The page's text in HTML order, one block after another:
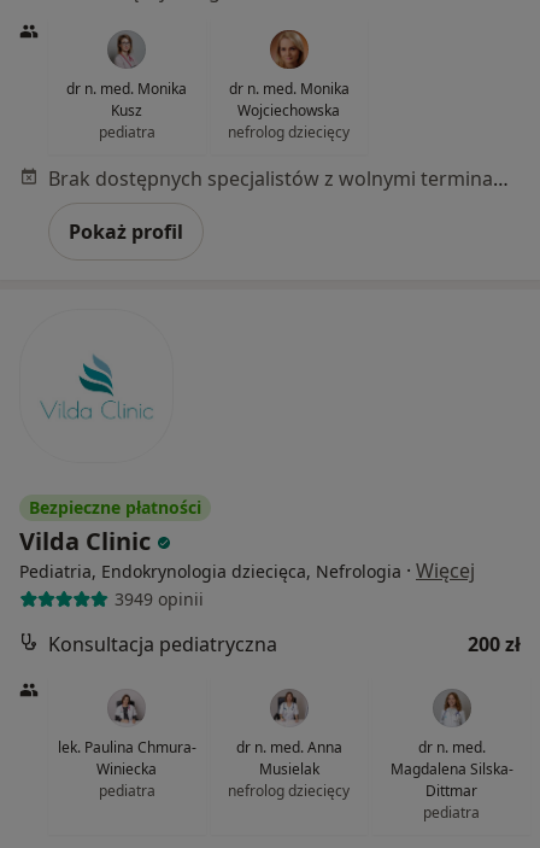
dr n. med. Monika
Kusz
pediatra
dr n. med. Monika
Wojciechowska
nefrolog dziecięcy
Brak dostępnych specjalistów z wolnymi terminami w tym centrum medycznym.
Pokaż profil
Bezpieczne płatności
Vilda Clinic
Pediatria, Endokrynologia dziecięca, Nefrologia · Więcej
3949 opinii
Konsultacja pediatryczna 200 zł
lek. Paulina Chmura-
Winiecka
pediatra
dr n. med. Anna
Musielak
nefrolog dziecięcy
dr n. med.
Magdalena Silska-
Dittmar
pediatra